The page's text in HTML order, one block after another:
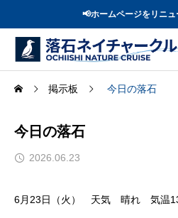
📢ホームページをリニ
掲示板 今日の落石
今日の落石
2026.06.23
6月23日（火） 天気 晴れ 気温